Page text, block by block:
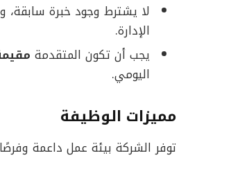
لا يشترط وجود خبرة سابقة،
الإدارة.
يجب أن تكون المتقدمة
اليومي.
مميزات الوظيفة
توفر الشركة بيئة عمل داعمة